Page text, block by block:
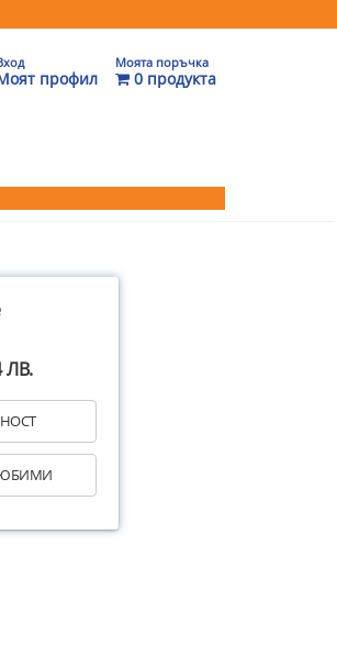
профил
Моята поръчка
0 продукта
ЛВ.